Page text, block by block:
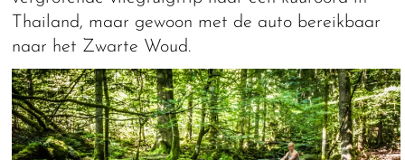
Thailand, maar gewoon met de auto bereikbaar
naar het Zwarte Woud.